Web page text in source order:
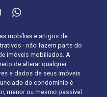
mobílias e artigos de
- não fazem parte do
imóveis mobiliados. A
de alterar qualquer
e dados de seus imóveis
do condomínio é
menor ou mesmo passível